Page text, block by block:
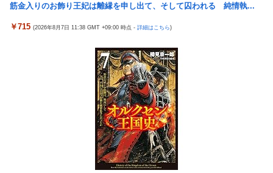
ドンキのうなぎ食べた14人が食中毒…3歳児から75歳まで被害
「日本放送協会です」と名乗る男にドアを開けたら地獄…テレビ
せた←警察官の神対応に感謝しかない
参政党・神谷代表、高市政権の食料品減税を「天下の愚策」と一
【艦これ】 E3-4のラスダンは航空優勢は取るの？取らないの？
【画像】 JKさん、日本最大級の”水かけ祭り”フェスでおっ〇ぱ
い丸見え！大量ぶっかけハプニングｗｗｗ
Switch2版『モンハンワイルズ』の動作環境が判明！
筋金入りのお飾り王妃は離縁を申し出て、そして囚われる 純情執...
￥715 (2026年8月7日 11:38 GMT +09:00 時点 - 詳細はこちら)